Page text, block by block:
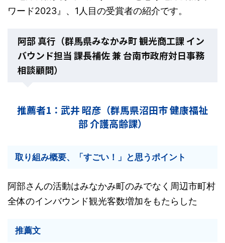
ワード2023』、1人目の受賞者の紹介です。
阿部 真行（群馬県みなかみ町 観光商工課 イン
バウンド担当 課長補佐 兼 台南市政府対日事務
相談顧問）
推薦者1：武井 昭彦（群馬県沼田市 健康福祉
部 介護高齢課）
取り組み概要、「すごい！」と思うポイント
阿部さんの活動はみなかみ町のみでなく周辺市町村
全体のインバウンド観光客数増加をもたらした
推薦文